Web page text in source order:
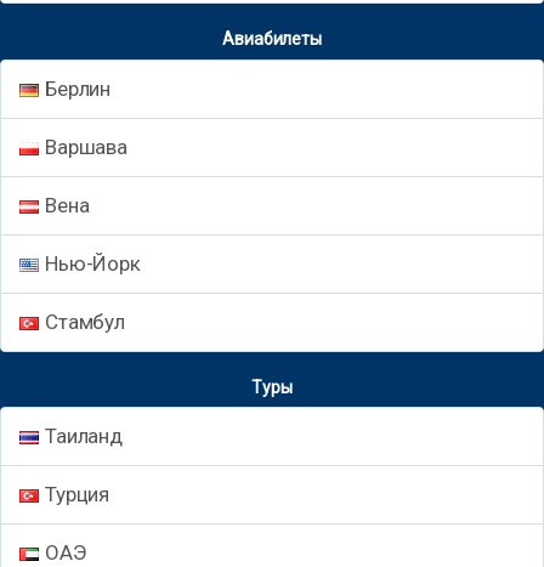
Авиабилеты
Берлин
Варшава
Вена
Нью-Йорк
Стамбул
Туры
Таиланд
Турция
ОАЭ